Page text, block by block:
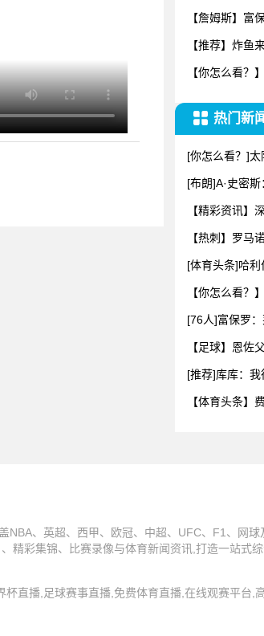
【詹姆斯】富
【推荐】炸鱼
【你怎么看？
热门新
[你怎么看？]
[布朗]A·史密
【精彩资讯】
【热刺】罗马
[体育头条]哈利
【你怎么看？
[76人]富保罗
【足球】恩佐
[推荐]库库：我
【体育头条】
、英超、西甲、欧冠、中超、UFC、F1、网球
精彩集锦、比赛录像与体育新闻资讯,打造一站式
直播,足球赛事直播,免费体育直播,在线观赛平台,